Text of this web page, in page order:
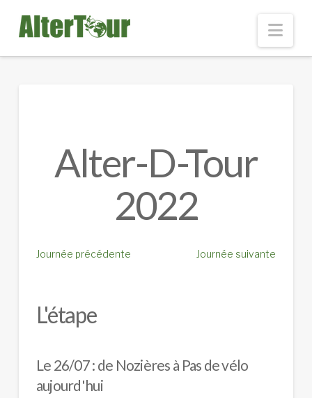
Alter-D-Tour
2022
Journée précédente Journée suivante
L'étape
Le 26/07 : de Nozières à Pas de vélo
aujourd'hui